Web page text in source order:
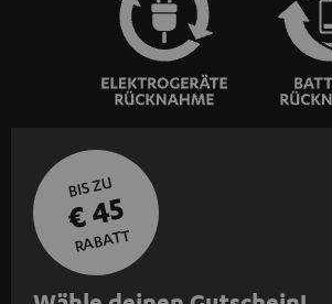
BIS ZU
€ 45
RABATT